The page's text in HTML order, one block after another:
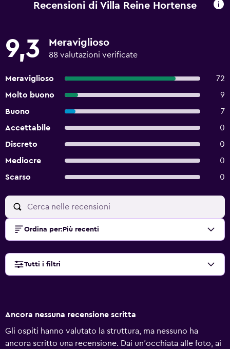
Recensioni di Villa Reine Hortense
9,3 Meraviglioso
88 valutazioni verificate
Meraviglioso
72
Molto buono
9
Buono
7
Accettabile
0
Discreto
0
Mediocre
0
Scarso
0
Ordina per: Più recenti
Tutti i filtri
Ancora nessuna recensione scritta
Gli ospiti hanno valutato la struttura, ma nessuno ha
ancora scritto una recensione. Dai un'occhiata alle foto, ai